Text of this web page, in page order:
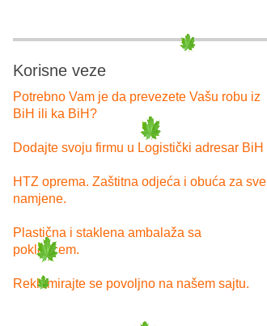
Korisne veze
Potrebno Vam je da prevezete Vašu robu iz
BiH ili ka BiH?
Dodajte svoju firmu u Logistički adresar BiH
HTZ oprema. Zaštitna odjeća i obuća za sve
namjene.
Plastična i staklena ambalaža sa
poklopcem.
Reklamirajte se povoljno na našem sajtu.